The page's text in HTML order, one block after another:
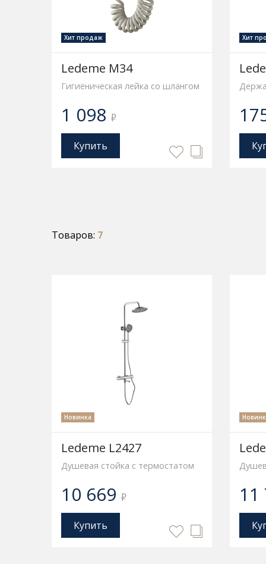
Хит продаж
Ledeme M34
Гигиеническая лейка со шлангом
1 098 ₽
Купить
Хит
Товаров: 7
Новинка
Ledeme L2427
Душевая стойка с термостатом
10 669 ₽
Купить
11